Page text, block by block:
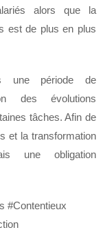
alors que la
est de plus en plus
une période de
des évolutions
tâches. Afin de
et la transformation
une obligation
#Contentieux